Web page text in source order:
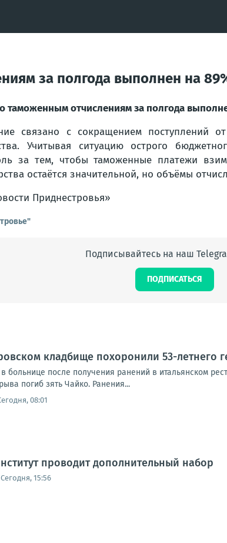
за полгода выполнен на
таможенным отчислениям за полгода
связано с сокращением поступлений
Учитывая ситуацию острого
за тем, чтобы таможенные платежи
остаётся значительной, но объёмы
Приднестровья»
Подписывайтесь на наш
ПОДПИСАТЬСЯ
кладбище похоронили 53-летнего
больнице после получения ранений в итальянском
погиб зять Чайко. Ранения...
08:01
проводит дополнительный набор
Сегодня, 15:56